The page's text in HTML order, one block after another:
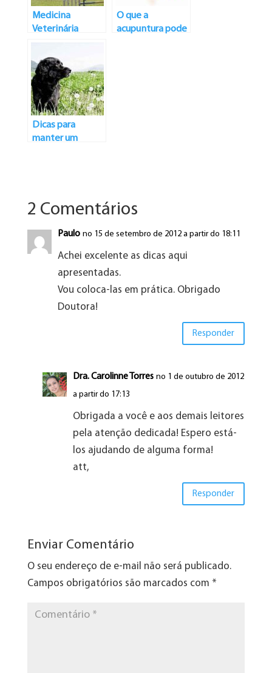
Medicina
Veterinária
Esportiva
O que a
acupuntura pode
Dicas para
manter um
2 Comentários
Paulo no 15 de setembro de 2012 a partir do 18:11
Achei excelente as dicas aqui
apresentadas.
Vou coloca-las em prática. Obrigado
Doutora!
Responder
Dra. Carolinne Torres no 1 de outubro de 2012
a partir do 17:13
Obrigada a você e aos demais leitores
pela atenção dedicada! Espero está-
los ajudando de alguma forma!
att,
Responder
Enviar Comentário
O seu endereço de e-mail não será publicado.
Campos obrigatórios são marcados com *